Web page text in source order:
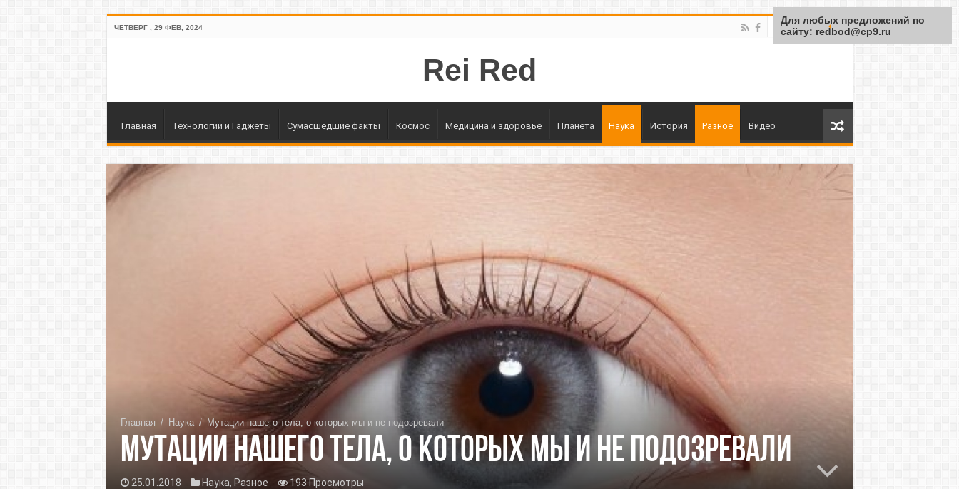
ЧЕТВЕРГ , 29 ФЕВ, 2024
Rei Red
Главная Технологии и Гаджеты Сумасшедшие факты Космос Медицина и здоровье Планета Наука История Разное Видео
Главная / Наука / Мутации нашего тела, о которых мы и не подозревали
Мутации нашего тела, о которых мы и не подозревали
25.01.2018 Наука, Разное 193 Просмотры
Для любых предложений по
сайту: redbod@cp9.ru